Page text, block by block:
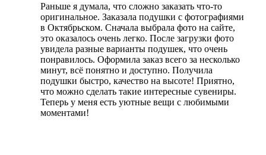
Раньше я думала, что сложно заказать что-то
оригинальное. Заказала подушки с фотографиями
в Октябрьском. Сначала выбрала фото на сайте,
это оказалось очень легко. После загрузки фото
увидела разные варианты подушек, что очень
понравилось. Оформила заказ всего за несколько
минут, всё понятно и доступно. Получила
подушки быстро, качество на высоте! Приятно,
что можно сделать такие интересные сувениры.
Теперь у меня есть уютные вещи с любимыми
моментами!